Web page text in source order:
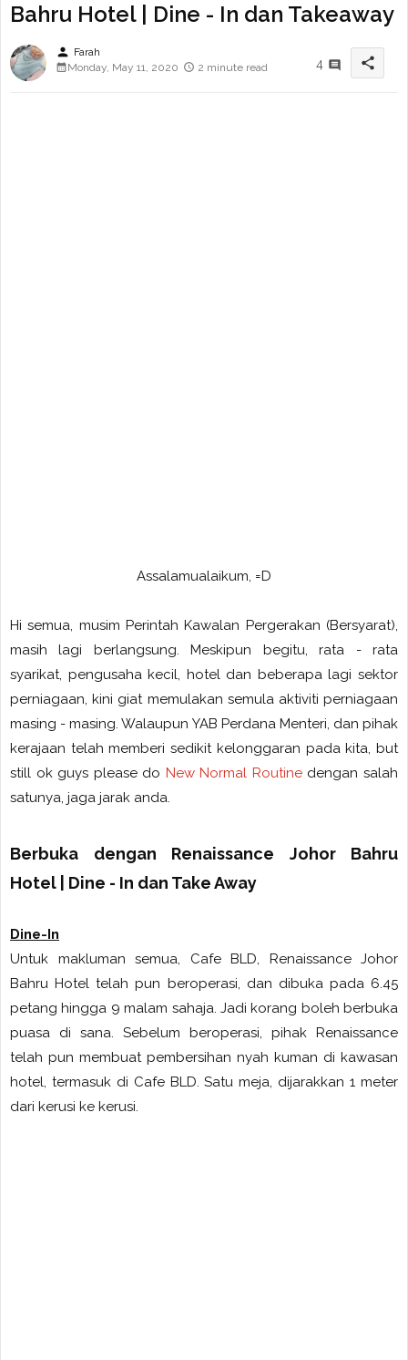
Bahru Hotel | Dine - In dan Takeaway
person Farah
Monday, May 11, 2020
2 minute read 4 share
Assalamualaikum, =D
Hi semua, musim Perintah Kawalan Pergerakan (Bersyarat),
masih lagi berlangsung. Meskipun begitu, rata - rata
syarikat, pengusaha kecil, hotel dan beberapa lagi sektor
perniagaan, kini giat memulakan semula aktiviti perniagaan
masing - masing. Walaupun YAB Perdana Menteri, dan pihak
kerajaan telah memberi sedikit kelonggaran pada kita, but
still ok guys please do New Normal Routine dengan salah
satunya, jaga jarak anda.
Berbuka dengan Renaissance Johor Bahru
Hotel | Dine - In dan Take Away
Dine-In
Untuk makluman semua, Cafe BLD, Renaissance Johor
Bahru Hotel telah pun beroperasi, dan dibuka pada 6.45
petang hingga 9 malam sahaja. Jadi korang boleh berbuka
puasa di sana. Sebelum beroperasi, pihak Renaissance
telah pun membuat pembersihan nyah kuman di kawasan
hotel, termasuk di Cafe BLD. Satu meja, dijarakkan 1 meter
dari kerusi ke kerusi.